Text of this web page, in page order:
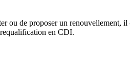
ou de proposer un renouvellement, il
en CDI.